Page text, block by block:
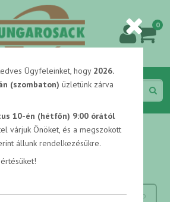
0
papírtáska
db
Ügyfeleinket, hogy 2026.
(szombaton) üzletünk zárva
10-én (hétfőn) 9:00 órától
várjuk Önöket, és a megszokott
állunk rendelkezésükre.